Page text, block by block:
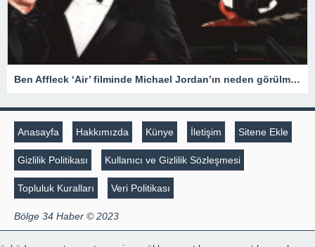
Ben Affleck ‘Air’ filminde Michael Jordan’ın neden görülmediğini açıkladı
Anasayfa Hakkımızda Künye İletişim Sitene Ekle
Gizlilik Politikası Kullanıcı ve Gizlilik Sözleşmesi
Topluluk Kuralları Veri Politikası
Bölge 34 Haber © 2023